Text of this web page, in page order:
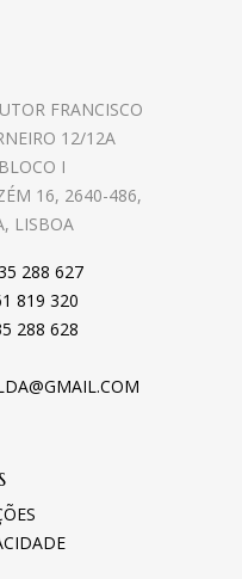
FRANCISCO
12/12A
I
16, 2640-486,
LISBOA
288 627
819 320
288 628